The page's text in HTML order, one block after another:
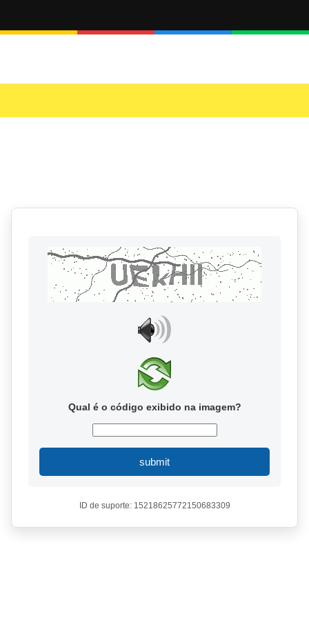
Qual é o código exibido na imagem?
submit
ID de suporte: 15218625772150683309